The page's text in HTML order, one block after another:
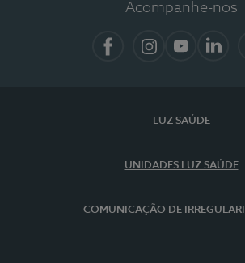
Acompanhe-nos
LUZ SAÚDE
UNIDADES LUZ SAÚDE
COMUNICAÇÃO DE